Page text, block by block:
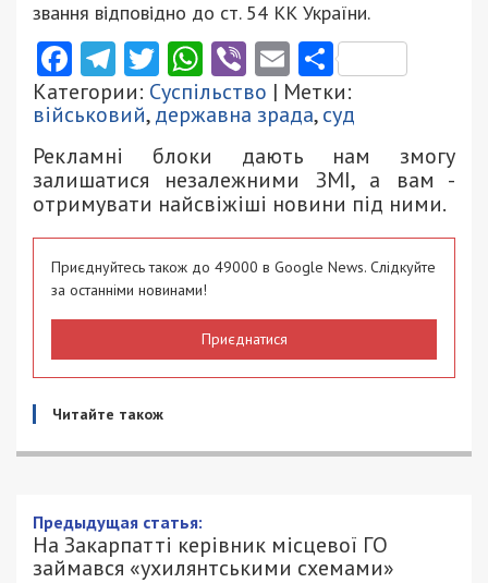
звання відповідно до ст. 54 КК України.
Facebook
Telegram
Twitter
WhatsApp
ViberEmail
Категории: Суспільство | Метки:
військовий,державна зрада,суд
Рекламні блоки дають нам змогу
залишатися незалежними ЗМІ, а вам -
отримувати найсвіжіші новини під ними.
Приєднуйтесь також до 49000 в Google News. Слідкуйте
за останніми новинами!
Приєднатися
Читайте також
Предыдущая статья:
На Закарпатті керівник місцевої ГО
займався «ухилянтськими схемами»